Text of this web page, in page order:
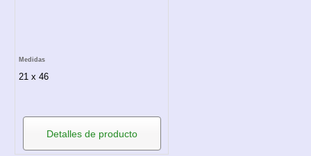
Medidas
21 x 46
Detalles de producto